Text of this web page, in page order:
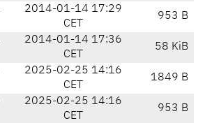
2014-01-14 17:29
CET
953 B
2014-01-14 17:36
CET
58 KiB
2025-02-25 14:16
CET
1849 B
2025-02-25 14:16
CET
953 B